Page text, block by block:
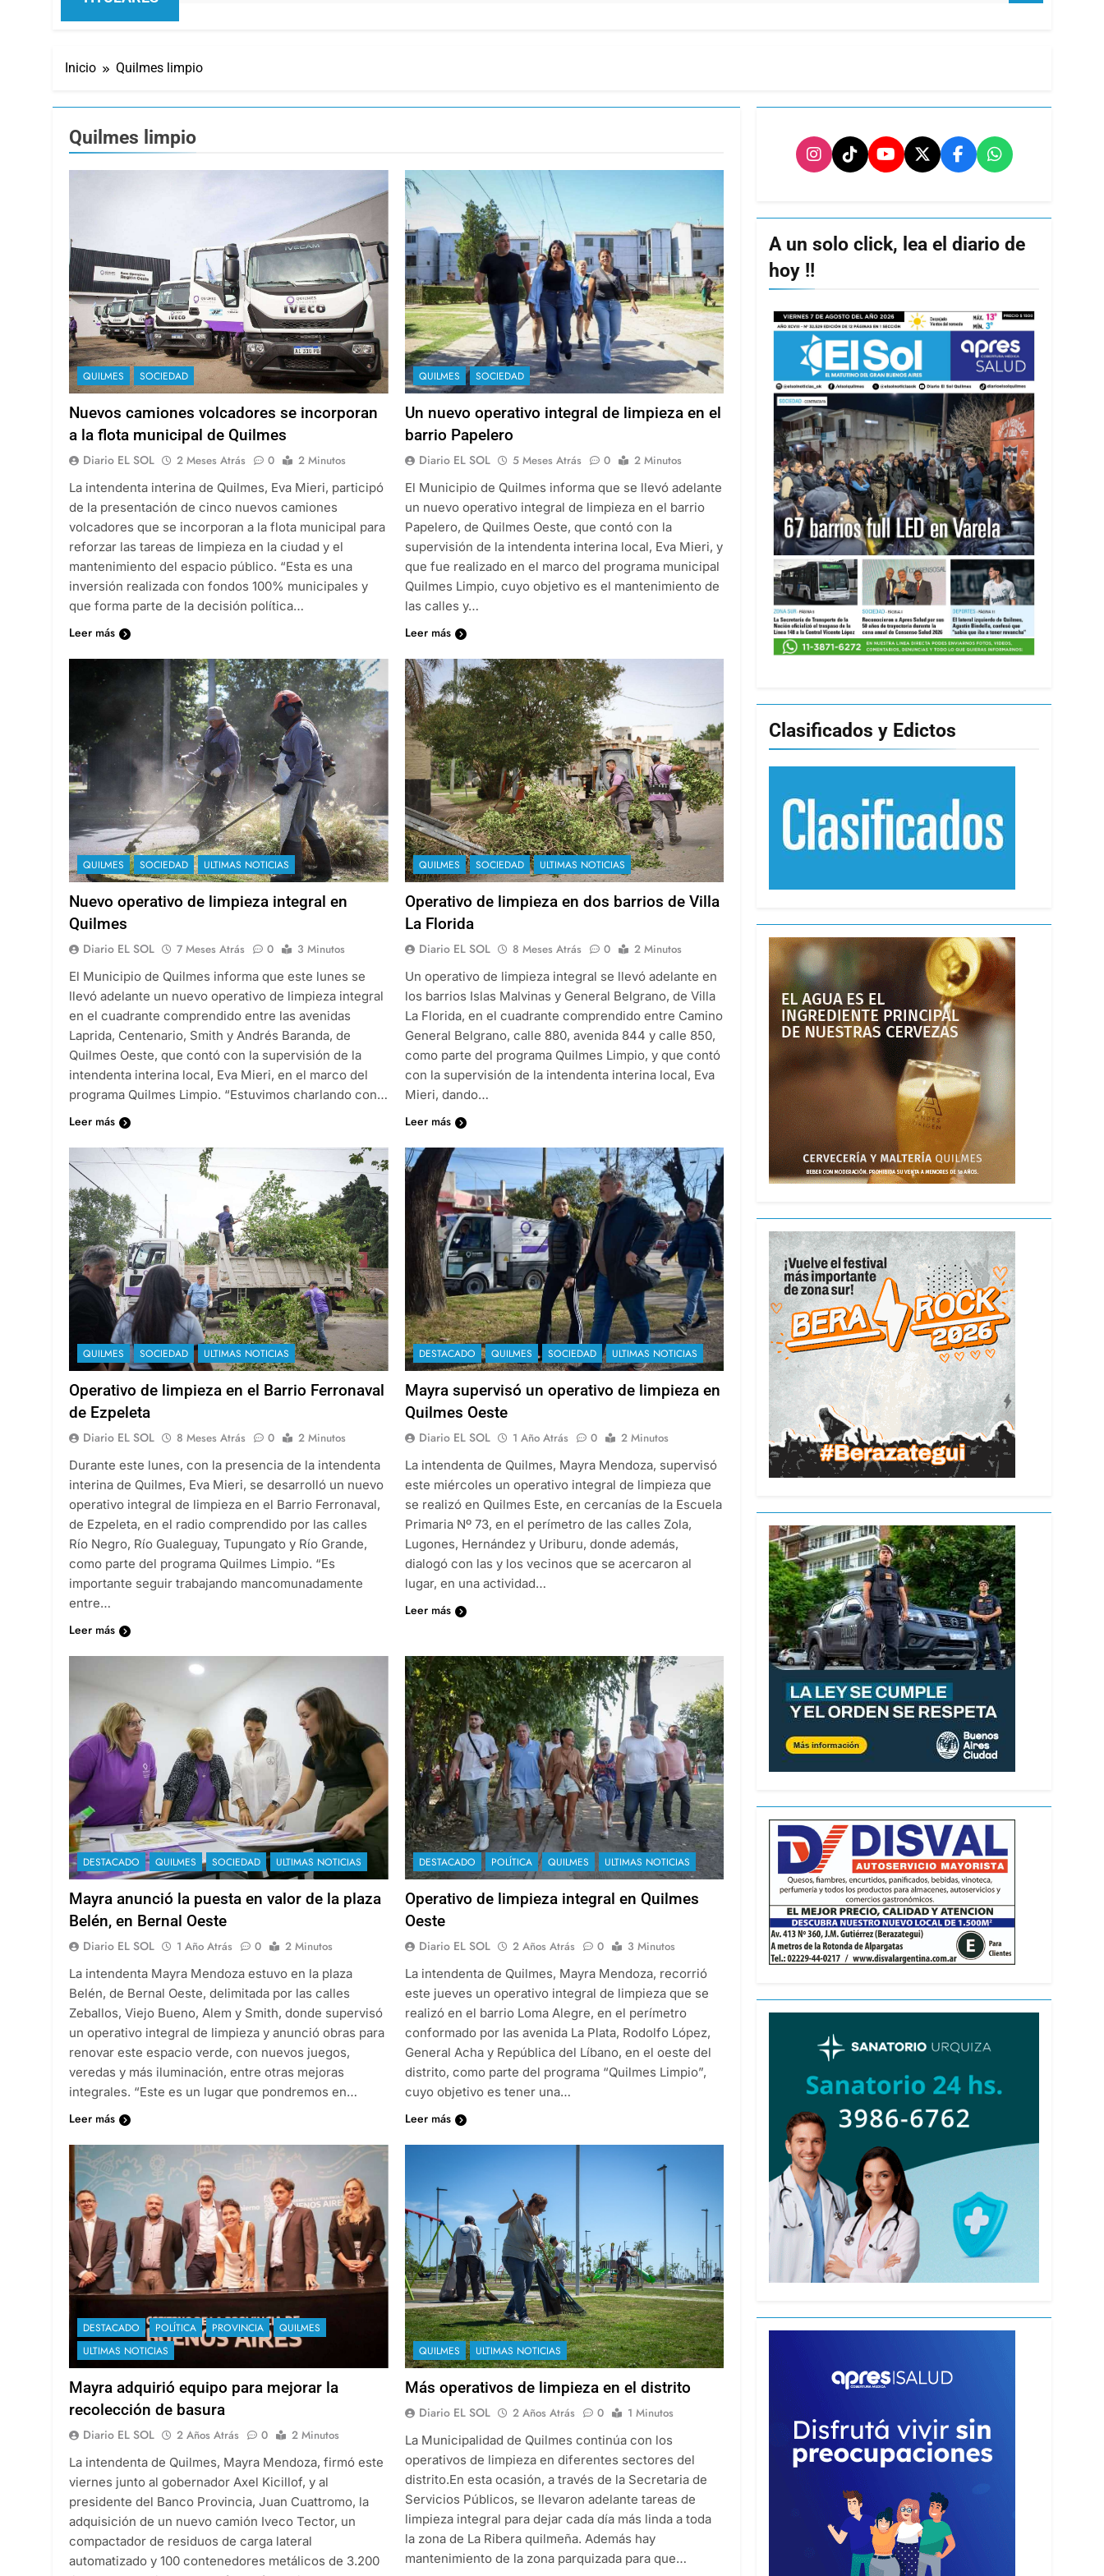
Inicio Quilmes limpio
Quilmes limpio
QUILMES SOCIEDAD
Nuevos camiones volcadores se incorporan
a la flota municipal de Quilmes
Diario EL SOL 2 Meses Atrás 0
2 Minutos
La intendenta interina de Quilmes, Eva Mieri, participó
de la presentación de cinco nuevos camiones
volcadores que se incorporan a la flota municipal para
reforzar las tareas de limpieza en la ciudad y el
mantenimiento del espacio público. “Esta es una
inversión realizada con fondos 100% municipales y
que forma parte de la decisión política…
Leer más
QUILMES SOCIEDAD
Un nuevo operativo integral de limpieza en el
barrio Papelero
Diario EL SOL 5 Meses Atrás 0
2 Minutos
El Municipio de Quilmes informa que se llevó adelante
un nuevo operativo integral de limpieza en el barrio
Papelero, de Quilmes Oeste, que contó con la
supervisión de la intendenta interina local, Eva Mieri, y
que fue realizado en el marco del programa municipal
Quilmes Limpio, cuyo objetivo es el mantenimiento de
las calles y…
Leer más
QUILMES SOCIEDAD ULTIMAS NOTICIAS
Nuevo operativo de limpieza integral en
Quilmes
Diario EL SOL 7 Meses Atrás 0
3 Minutos
El Municipio de Quilmes informa que este lunes se
llevó adelante un nuevo operativo de limpieza integral
en el cuadrante comprendido entre las avenidas
Laprida, Centenario, Smith y Andrés Baranda, de
Quilmes Oeste, que contó con la supervisión de la
intendenta interina local, Eva Mieri, en el marco del
programa Quilmes Limpio. “Estuvimos charlando con…
Leer más
QUILMES SOCIEDAD ULTIMAS NOTICIAS
Operativo de limpieza en dos barrios de Villa
La Florida
Diario EL SOL 8 Meses Atrás 0
2 Minutos
Un operativo de limpieza integral se llevó adelante en
los barrios Islas Malvinas y General Belgrano, de Villa
La Florida, en el cuadrante comprendido entre Camino
General Belgrano, calle 880, avenida 844 y calle 850,
como parte del programa Quilmes Limpio, y que contó
con la supervisión de la intendenta interina local, Eva
Mieri, dando…
Leer más
QUILMES SOCIEDAD ULTIMAS NOTICIAS
Operativo de limpieza en el Barrio Ferronaval
de Ezpeleta
Diario EL SOL 8 Meses Atrás 0
2 Minutos
Durante este lunes, con la presencia de la intendenta
interina de Quilmes, Eva Mieri, se desarrolló un nuevo
operativo integral de limpieza en el Barrio Ferronaval,
de Ezpeleta, en el radio comprendido por las calles
Río Negro, Río Gualeguay, Tupungato y Río Grande,
como parte del programa Quilmes Limpio. “Es
importante seguir trabajando mancomunadamente
entre…
Leer más
DESTACADO QUILMES SOCIEDAD ULTIMAS NOTICIAS
Mayra supervisó un operativo de limpieza en
Quilmes Oeste
Diario EL SOL 1 Año Atrás 0
2 Minutos
La intendenta de Quilmes, Mayra Mendoza, supervisó
este miércoles un operativo integral de limpieza que
se realizó en Quilmes Este, en cercanías de la Escuela
Primaria Nº 73, en el perímetro de las calles Zola,
Lugones, Hernández y Uriburu, donde además,
dialogó con las y los vecinos que se acercaron al
lugar, en una actividad…
Leer más
DESTACADO QUILMES SOCIEDAD ULTIMAS NOTICIAS
Mayra anunció la puesta en valor de la plaza
Belén, en Bernal Oeste
Diario EL SOL 1 Año Atrás 0
2 Minutos
La intendenta Mayra Mendoza estuvo en la plaza
Belén, de Bernal Oeste, delimitada por las calles
Zeballos, Viejo Bueno, Alem y Smith, donde supervisó
un operativo integral de limpieza y anunció obras para
renovar este espacio verde, con nuevos juegos,
veredas y más iluminación, entre otras mejoras
integrales. “Este es un lugar que pondremos en…
Leer más
DESTACADO POLÍTICA QUILMES ULTIMAS NOTICIAS
Operativo de limpieza integral en Quilmes
Oeste
Diario EL SOL 2 Años Atrás 0
3 Minutos
La intendenta de Quilmes, Mayra Mendoza, recorrió
este jueves un operativo integral de limpieza que se
realizó en el barrio Loma Alegre, en el perímetro
conformado por las avenida La Plata, Rodolfo López,
General Acha y República del Líbano, en el oeste del
distrito, como parte del programa “Quilmes Limpio”,
cuyo objetivo es tener una…
Leer más
DESTACADO POLÍTICA PROVINCIA
QUILMES
ULTIMAS NOTICIAS
Mayra adquirió equipo para mejorar la
recolección de basura
Diario EL SOL 2 Años Atrás 0
2 Minutos
La intendenta de Quilmes, Mayra Mendoza, firmó este
viernes junto al gobernador Axel Kicillof, y al
presidente del Banco Provincia, Juan Cuattromo, la
adquisición de un nuevo camión Iveco Tector, un
compactador de residuos de carga lateral
automatizado y 100 contenedores metálicos de 3.200
QUILMES ULTIMAS NOTICIAS
Más operativos de limpieza en el distrito
Diario EL SOL 2 Años Atrás 0
1 Minutos
La Municipalidad de Quilmes continúa con los
operativos de limpieza en diferentes sectores del
distrito.En esta ocasión, a través de la Secretaria de
Servicios Públicos, se llevaron adelante tareas de
limpieza integral para dejar cada día más linda a toda
la zona de La Ribera quilmeña. Además hay
mantenimiento de la zona parquizada para que…
A un solo click, lea el diario de
hoy !!
Clasificados y Edictos